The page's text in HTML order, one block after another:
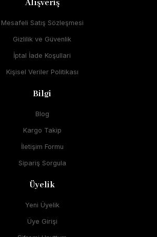
Alışveriş
Mesafeli Satış Sözleşmesi
Gizlilik ve Güvenlik
İptal İade Koşullari
Kişisel Veriler Politikası
Bilgi
Blog
Kargo Takip
İletişim Formu
Sipariş Sorgula
Üyelik
Yeni Üyelik
Üye Girişi